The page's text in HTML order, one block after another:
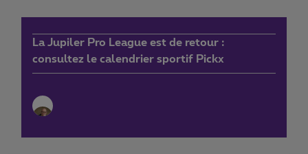
La Jupiler Pro League est de retour :
consultez le calendrier sportif Pickx